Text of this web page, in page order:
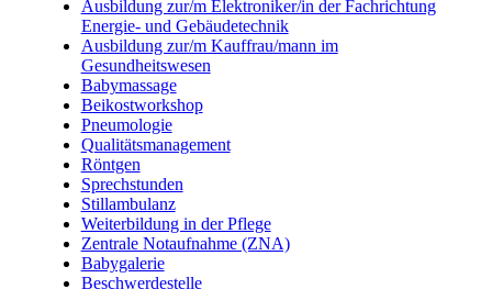
Ausbildung zur/m Elektroniker/in der Fachrichtung
Energie- und Gebäudetechnik
Ausbildung zur/m Kauffrau/mann im
Gesundheitswesen
Babymassage
Beikostworkshop
Pneumologie
Qualitätsmanagement
Röntgen
Sprechstunden
Stillambulanz
Weiterbildung in der Pflege
Zentrale Notaufnahme (ZNA)
Babygalerie
Beschwerdestelle